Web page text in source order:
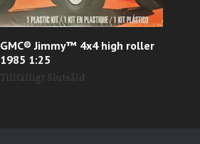
GMC® Jimmy™ 4x4 high roller
1985 1:25
Tillfälligt Slutsåld